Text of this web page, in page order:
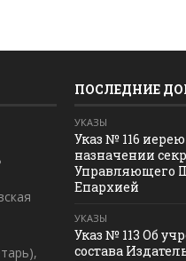
ПОСЛЕДНИЕ
УКАЗЫ
Указ № 116
назначении
Управляющего
Епархией
УКАЗЫ
Указ № 113 Об
состава